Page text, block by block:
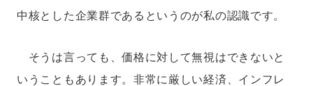
中核とした企業群であるというのが私の認識です。
そうは言っても、価格に対して無視はできないと
いうこともあります。非常に厳しい経済、インフレ